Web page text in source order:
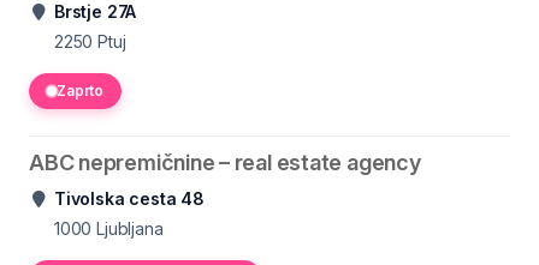
Brstje 27A
2250 Ptuj
Zaprto
ABC nepremičnine – real estate agency
Tivolska cesta 48
1000 Ljubljana